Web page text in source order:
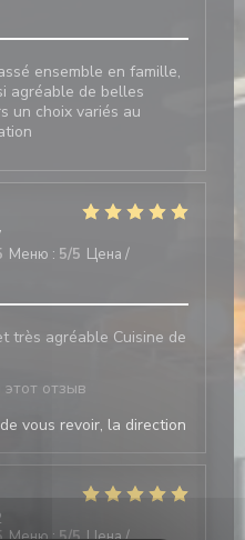
ensemble en famille,
agréable de belles
un choix variés au
Меню : 5/5 Цена /
très agréable Cuisine de
отзыв
vous revoir, la direction